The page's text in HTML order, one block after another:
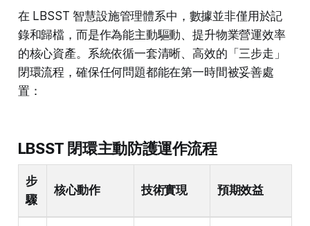
在 LBSST 智慧設施管理體系中，數據並非僅用於記
錄和歸檔，而是作為能主動驅動、提升物業營運效率
的核心資產。系統依循一套清晰、高效的「三步走」
閉環流程，確保任何問題都能在第一時間被妥善處
置：
LBSST 閉環主動防護運作流程
步
驟
核心動作 技術實現 預期效益